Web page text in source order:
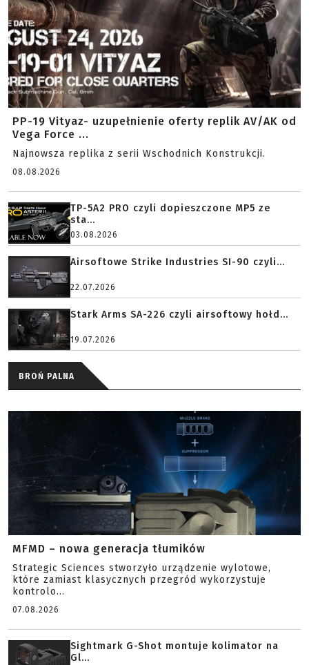
PP-19 Vityaz- uzupełnienie oferty replik AV/AK od
Vega Force ...
Najnowsza replika z serii Wschodnich Konstrukcji.
08.08.2026
TP-5A2 PRO czyli dopieszczone MP5 ze
sta...
03.08.2026
Airsoftowe Strike Industries SI-90 czyli...
22.07.2026
Stark Arms SA-226 czyli airsoftowy hołd...
19.07.2026
BROŃ PALNA
MFMD – nowa generacja tłumików
Strategic Sciences stworzyło urządzenie wylotowe,
które zamiast klasycznych przegród wykorzystuje
kontrolo...
07.08.2026
Sightmark G-Shot montuje kolimator na
Gl...